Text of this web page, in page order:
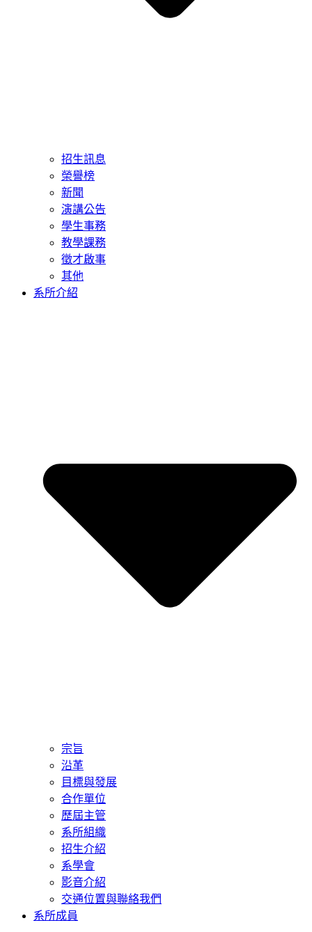
招生訊息
榮譽榜
新聞
演講公告
學生事務
教學課務
徵才啟事
其他
系所介紹
宗旨
沿革
目標與發展
合作單位
歷屆主管
系所組織
招生介紹
系學會
影音介紹
交通位置與聯絡我們
系所成員